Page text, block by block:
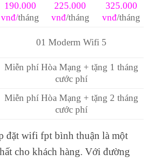
190.000
vnđ/tháng
225.000
vnđ/tháng
325.000
vnđ/tháng
01 Moderm Wifi 5
Miễn phí Hòa Mạng + tặng 1 tháng
cước phí
Miễn phí Hòa Mạng + tặng 2 tháng
cước phí
đặt wifi fpt bình thuận là một
cho khách hàng. Với đường